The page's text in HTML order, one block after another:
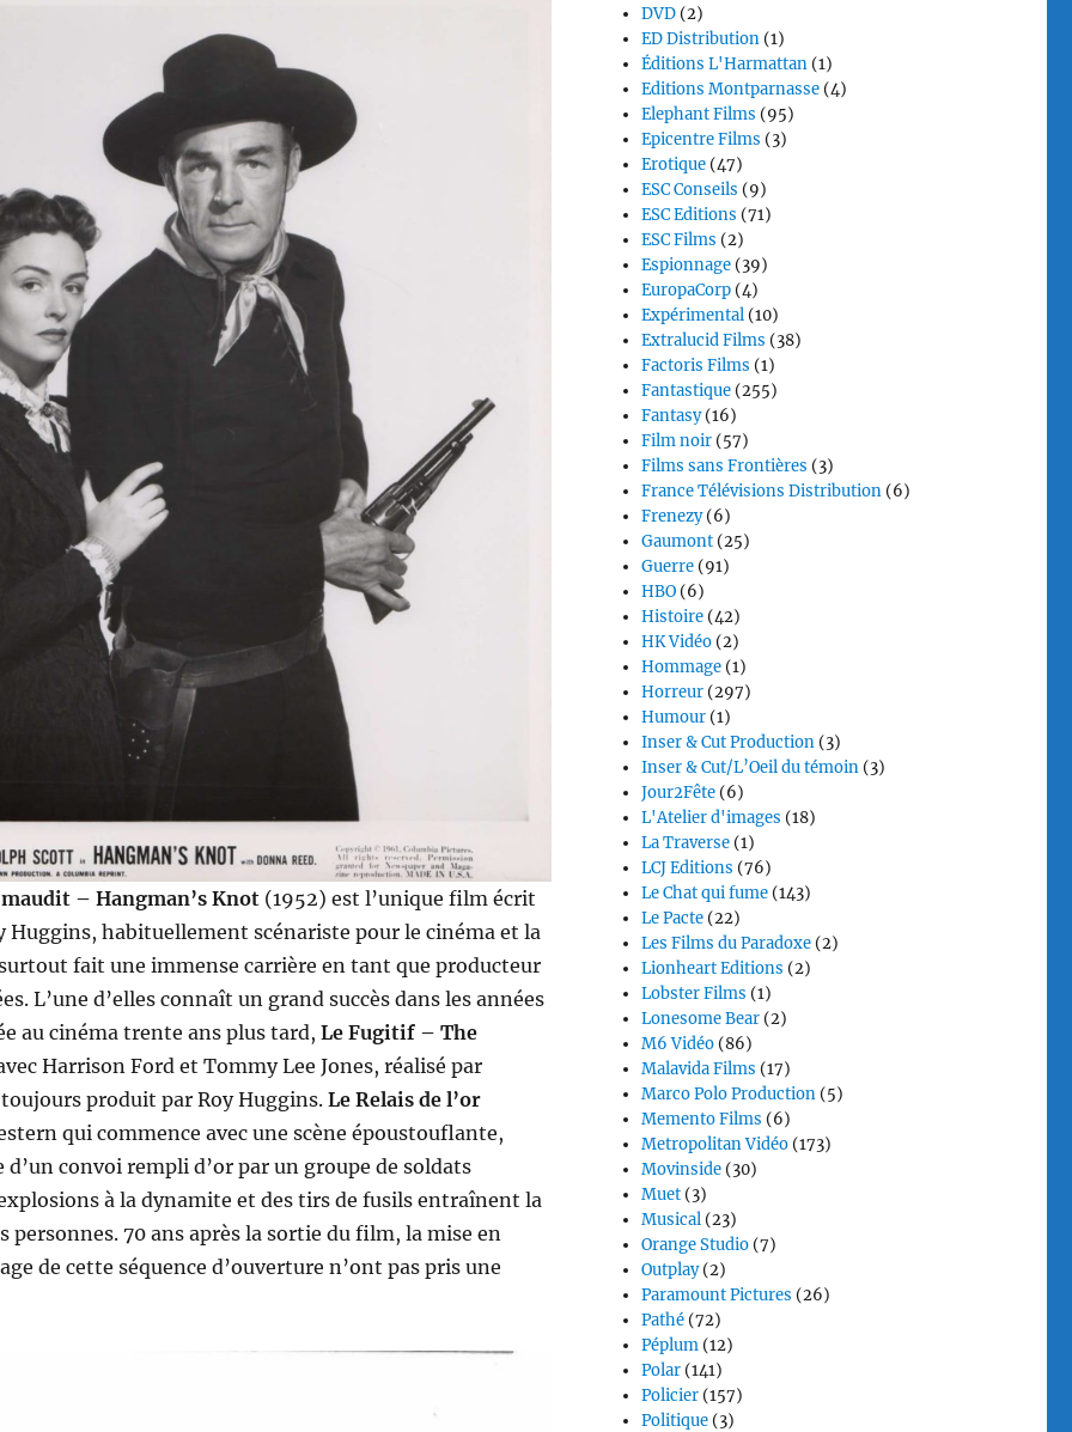
maudit – Hangman’s Knot(1952) est l’unique film écrit
Huggins, habituellement scénariste pour le cinéma et la
fait une immense carrière en tant que producteur
L’une d’elles connaît un grand succès dans les années
au cinéma trente ans plus tard, Le Fugitif – The
Harrison Ford et Tommy Lee Jones, réalisé par
produit par Roy Huggins. Le Relais de l’or
qui commence avec une scène époustouflante,
d’un convoi rempli d’or par un groupe de soldats
à la dynamite et des tirs de fusils entraînent la
personnes. 70 ans après la sortie du film, la mise en
de cette séquence d’ouverture n’ont pas pris une
DVD (2)
ED Distribution (1)
Éditions L'Harmattan (1)
Editions Montparnasse (4)
Elephant Films (95)
Epicentre Films (3)
Erotique (47)
ESC Conseils (9)
ESC Editions (71)
ESC Films (2)
Espionnage (39)
EuropaCorp (4)
Expérimental (10)
Extralucid Films (38)
Factoris Films (1)
Fantastique (255)
Fantasy(16)
Film noir (57)
Films sans Frontières (3)
France Télévisions Distribution (6)
Frenezy(6)
Gaumont (25)
Guerre (91)
HBO (6)
Histoire (42)
HK Vidéo (2)
Hommage (1)
Horreur (297)
Humour (1)
Inser & Cut Production (3)
Inser & Cut/L’Oeil du témoin (3)
Jour2Fête (6)
L'Atelier d'images (18)
La Traverse (1)
LCJ Editions (76)
Le Chat qui fume (143)
Le Pacte (22)
Les Films du Paradoxe (2)
Lionheart Editions (2)
Lobster Films (1)
Lonesome Bear (2)
M6 Vidéo (86)
Malavida Films (17)
Marco Polo Production (5)
Memento Films (6)
Metropolitan Vidéo (173)
Movinside (30)
Muet (3)
Musical (23)
Orange Studio (7)
Outplay(2)
Paramount Pictures (26)
Pathé (72)
Péplum (12)
Polar (141)
Policier (157)
Politique (3)